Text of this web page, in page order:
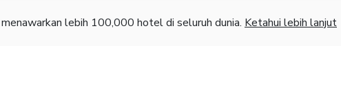
lebih 100,000 hotel di seluruh dunia. Ketahui lebih lanjut